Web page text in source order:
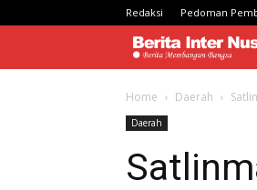
Redaksi Pedoman
Home Daerah
Daerah